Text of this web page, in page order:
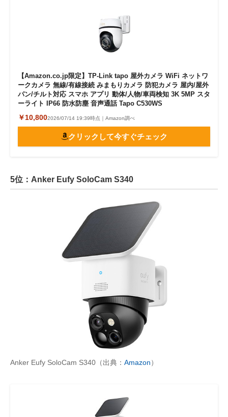
【Amazon.co.jp限定】TP-Link tapo 屋外カメラ WiFi ネットワ
ークカメラ 無線/有線接続 みまもりカメラ 防犯カメラ 屋内/屋外
パン/チルト対応 スマホ アプリ 動体/人物/車両検知 3K 5MP スタ
ーライト IP66 防水防塵 音声通話 Tapo C530WS
￥10,8002026/07/14 19:39時点｜Amazon調べ
クリックして今すぐチェック
5位：Anker Eufy SoloCam S340
Anker Eufy SoloCam S340（出典： Amazon）